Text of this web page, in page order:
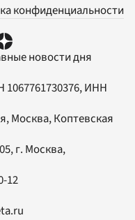
конфиденциальности
новости дня
1067761730376, ИНН
Москва, Коптевская
, г. Москва,
12